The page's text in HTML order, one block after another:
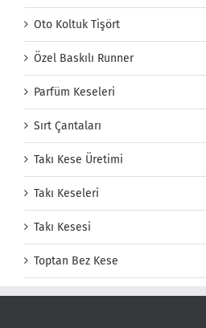
Oto Koltuk Tişört
Özel Baskılı Runner
Parfüm Keseleri
Sırt Çantaları
Takı Kese Üretimi
Takı Keseleri
Takı Kesesi
Toptan Bez Kese